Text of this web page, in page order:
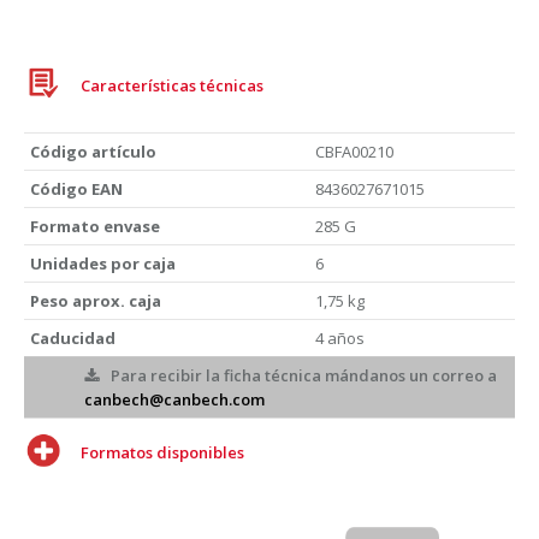
Características técnicas
Código artículo
CBFA00210
Código EAN
8436027671015
Formato envase
285 G
Unidades por caja
6
Peso aprox. caja
1,75 kg
Caducidad
4 años
Para recibir la ficha técnica mándanos un correo a
canbech@canbech.com
Formatos disponibles